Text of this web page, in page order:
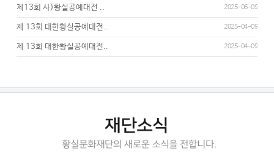
제13회 사)황실공예대전 .. 2025-06-09
제 13회 대한황실공예대전.. 2025-04-09
제 13회 대한황실공예대전.. 2025-04-09